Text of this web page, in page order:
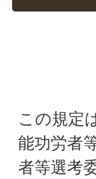
この規定
能功労者
者等選考